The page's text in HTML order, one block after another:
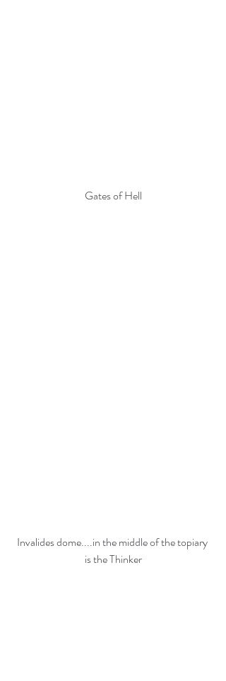
Gates of Hell
Invalides dome....in the middle of the topiary
is the Thinker